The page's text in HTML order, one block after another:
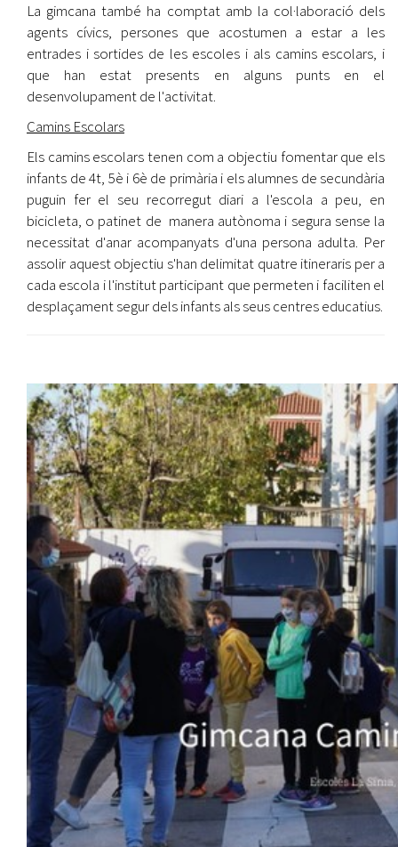
La gimcana també ha comptat amb la col·laboració dels
agents cívics, persones que acostumen a estar a les
entrades i sortides de les escoles i als camins escolars, i
que han estat presents en alguns punts en el
desenvolupament de l'activitat.
Camins Escolars
Els camins escolars tenen com a objectiu fomentar que els
infants de 4t, 5è i 6è de primària i els alumnes de secundària
puguin fer el seu recorregut diari a l'escola a peu, en
bicicleta, o patinet de manera autònoma i segura sense la
necessitat d'anar acompanyats d'una persona adulta. Per
assolir aquest objectiu s'han delimitat quatre itineraris per a
cada escola i l'institut participant que permeten i faciliten el
desplaçament segur dels infants als seus centres educatius.